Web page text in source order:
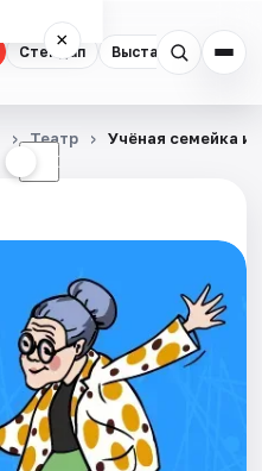
Стендап Выставки
×
☾
Театр Учёная семейка и